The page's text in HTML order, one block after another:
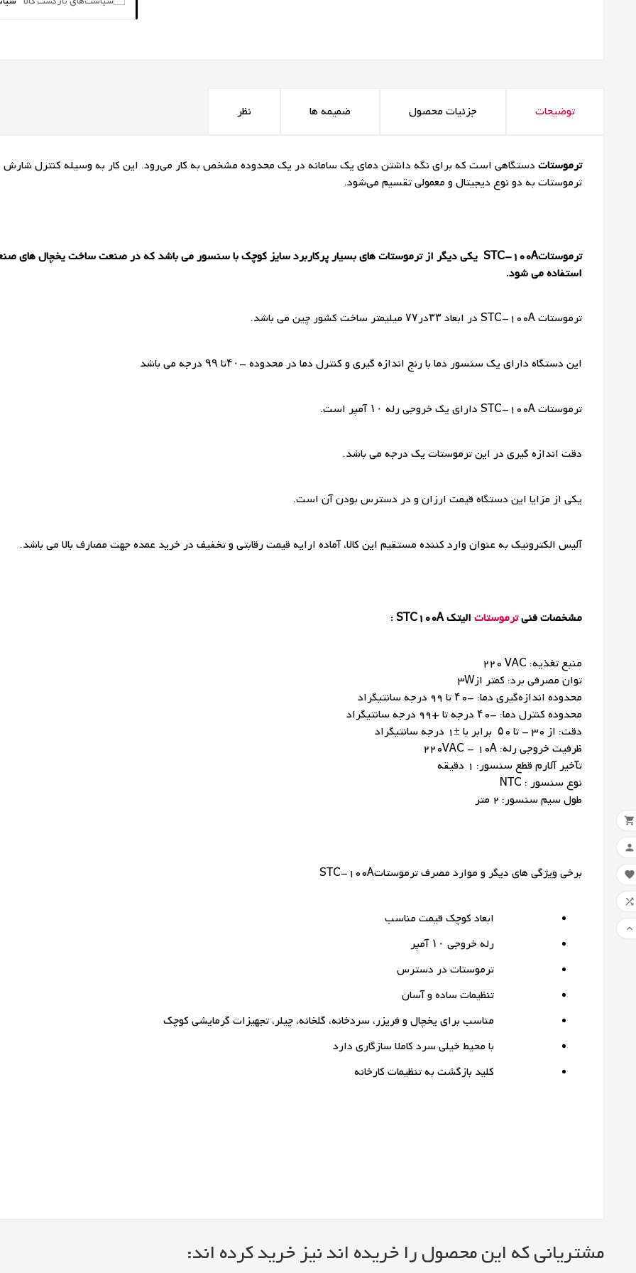
توضیحات جزئیات محصول ضمیمه ها نظر
ترموستات دستگاهی است که برای نگه داشتن دمای یک سامانه در یک محدوده مشخص به کار می‌رود. این کار به‌ وسیله کنترل شارش
ترموستات به دو نوع دیجیتال و معمولی تقسیم می‌شود.
ترموستاتSTC-100A یکی دیگر از ترموستات های بسیار پرکاربرد سایز کوچک با سنسور می باشد که در صنعت ساخت یخچال های
استفاده می شود.
ترموستات STC-100A در ابعاد ۳۳در۷۷ میلیمتر ساخت کشور چین می باشد.
این دستگاه دارای یک سنسور دما با رنج اندازه گیری و کنترل دما در محدوده -۴۰تا ۹۹ درجه می باشد
ترموستات STC-100A دارای یک خروجی رله ۱۰ آمپر است.
دقت اندازه گیری در این ترموستات یک درجه می باشد.
یکی از مزایا این دستگاه قیمت ارزان و در دسترس بودن آن است.
آلیس الکترونیک به عنوان وارد کننده مستقیم این کالا، آماده ارایه قیمت رقابتی و تخفیف در خرید عمده جهت مصارف بالا می باشد.
مشخصات فنیترموستات الیتکSTC100A :
منبع تغذیه: VAC ٢٢٠
توان مصرفی برد: کمتر از3W
محدوده اندازه‌گیری دما: -۴٠ تا ٩٩ درجه سانتیگراد
محدوده کنترل دما: -۴٠ درجه تا +٩٩ درجه سانتیگراد
دقت: از ٣٠ – تا ۵٠ برابر با ±١ درجه سانتیگراد
ظرفیت خروجی رله: 220VAC – 10A
تآخیر آلارم قطع سنسور: ١ دقیقه
نوع سنسور : NTC
طول سیم سنسور: ٢ متر
برخی ویژگی های دیگر و موارد مصرف ترموستاتSTC-100A
ابعاد کوچک قیمت مناسب
رله خروجی ۱۰ آمپر
ترموستات در دسترس
تنظیمات ساده و آسان
مناسب برای یخچال و فریزر، سردخانه، گلخانه، چیلر، تجهیزات گرمایشی کوچک
با محیط خیلی سرد کاملا سازگاری دارد
کلید بازگشت به تنظیمات کارخانه
مشتریانی که این محصول را خریده اند نیز خرید کرده اند:




